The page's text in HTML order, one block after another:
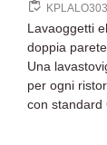
Lavaoggetti
doppia
Una
per ogni
con standard